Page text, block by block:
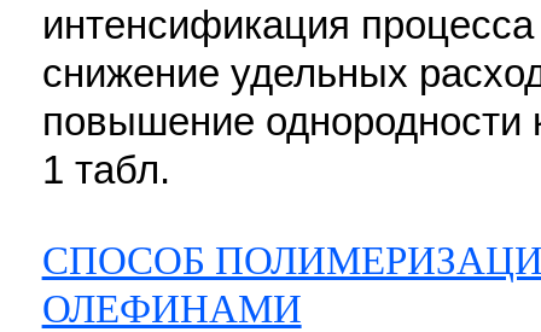
интенсификация
снижение удельных
повышение однородности
1 табл.
СПОСОБ
ОЛЕФИНАМИ